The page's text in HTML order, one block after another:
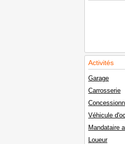
Activités
Garage
Carrosserie
Véhicule
Mandataire
Loueur